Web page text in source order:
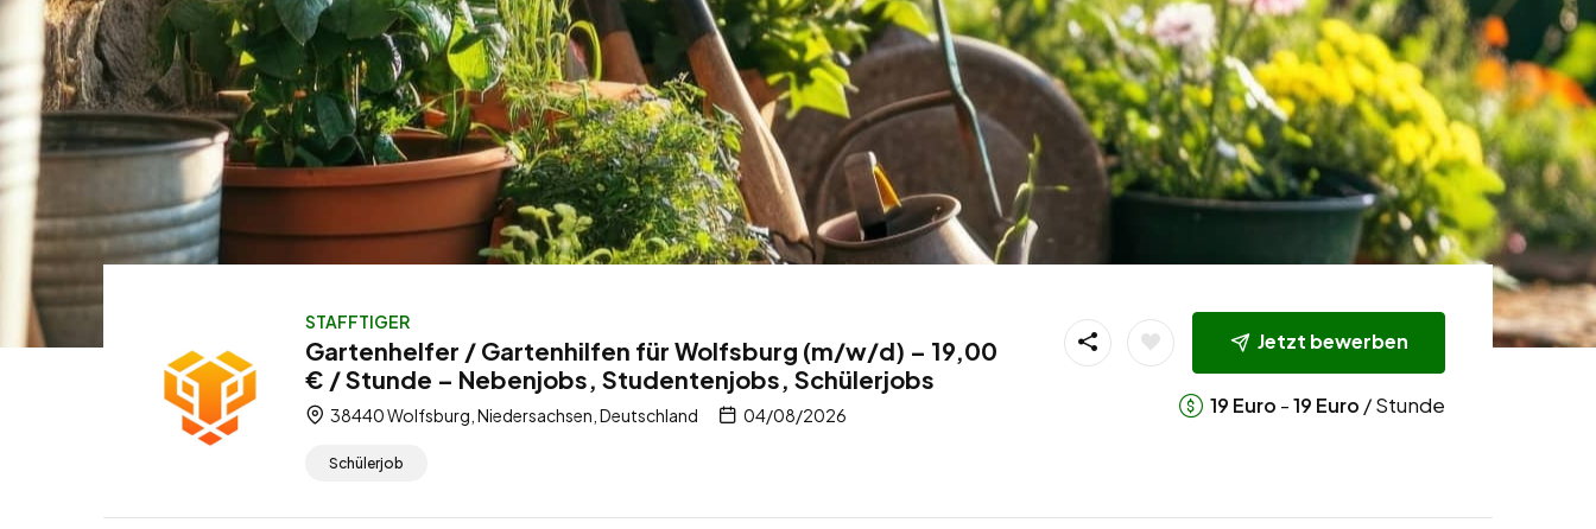
STAFFTIGER
Gartenhelfer / Gartenhilfen für Wolfsburg (m/w/d) – 19,00
€ / Stunde – Nebenjobs, Studentenjobs, Schülerjobs
38440 Wolfsburg, Niedersachsen, Deutschland 04/08/2026
Schülerjob
Jetzt bewerben
19 Euro -19 Euro / Stunde